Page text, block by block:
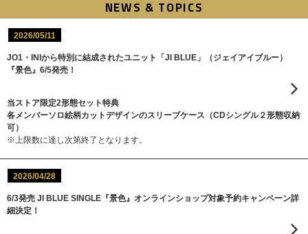
NEWS & TOPICS
2026/05/11
JO1・INIから特別に結成されたユニット「JI BLUE」（ジェイアイブルー）
『景色』6/5発売！
当ストア限定2形態セット特典
各メンバーソロ絵柄カットデザインのスリーブケース（CDシングル２形態収納
可）
※上限数に達し次第終了となります。
2026/04/28
6/3発売 JI BLUE SINGLE『景色』オンラインショップ対象予約キャンペーン詳
細決定！